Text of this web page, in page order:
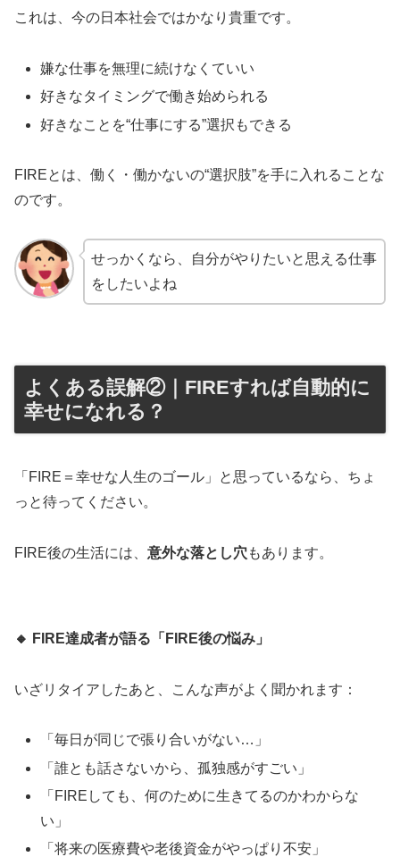
これは、今の日本社会ではかなり貴重です。
嫌な仕事を無理に続けなくていい
好きなタイミングで働き始められる
好きなことを“仕事にする”選択もできる
FIREとは、働く・働かないの“選択肢”を手に入れることな
のです。
せっかくなら、自分がやりたいと思える仕事
をしたいよね
よくある誤解②｜FIREすれば自動的に
幸せになれる？
「FIRE＝幸せな人生のゴール」と思っているなら、ちょ
っと待ってください。
FIRE後の生活には、 意外な落とし穴もあります。
🔸 FIRE達成者が語る「FIRE後の悩み」
いざリタイアしたあと、こんな声がよく聞かれます：
「毎日が同じで張り合いがない…」
「誰とも話さないから、孤独感がすごい」
「FIREしても、何のために生きてるのかわからな
い」
「将来の医療費や老後資金がやっぱり不安」